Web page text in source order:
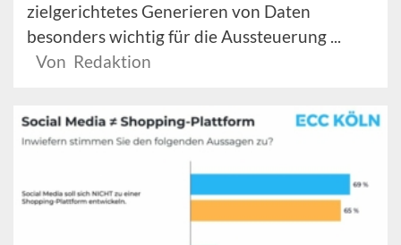
zielgerichtetes Generieren von Daten
besonders wichtig für die Aussteuerung ...
Von Redaktion